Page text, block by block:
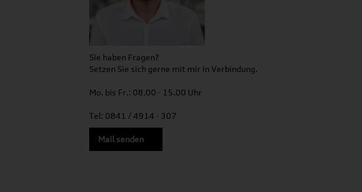
Sie haben Fragen?
Setzen Sie sich gerne mit mir in Verbindung.
Mo. bis Fr.: 08.00 - 15.00 Uhr
Tel: 0841 / 4914 - 307
Mail senden